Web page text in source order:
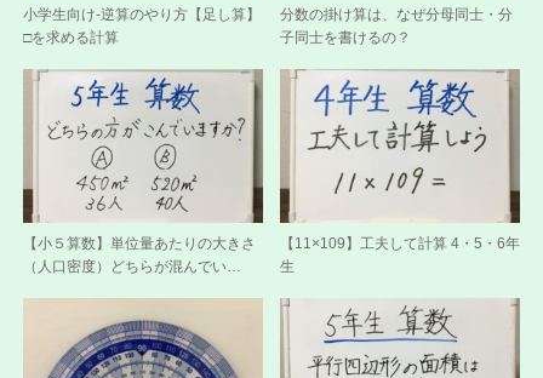
小学生向け-逆算のやり方【足し算】
□を求める計算
分数の掛け算は、なぜ分母同士・分
子同士を書けるの？
【小５算数】単位量あたりの大きさ
（人口密度）どちらが混んでい…
【11×109】工夫して計算 4・5・6年
生